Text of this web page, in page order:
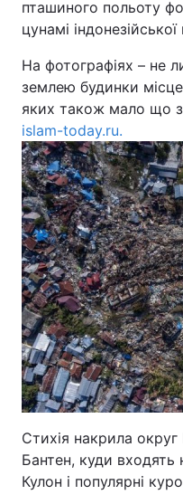
Дніпро
Одеса
Спорт
Техно і зв'язок
Зброя
Здоров'я
Цікавинки
Інтерв'ю
пташиного польоту
цунамі індонезійської
На фотографіях – не
землею будинки
яких також мало що
islam-today.ru.
Стихія накрила округ
Бантен, куди входять
Кулон і популярні